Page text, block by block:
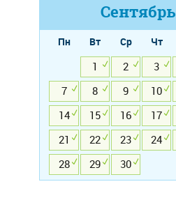
Сентябрь
Пн Вт Ср Чт
1
2 3
7
8 9 10
14
15 16 17
21
22 23 24
28
29 30